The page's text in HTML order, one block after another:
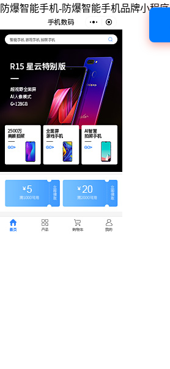
防爆智能手机-防爆智能手机品牌小程序